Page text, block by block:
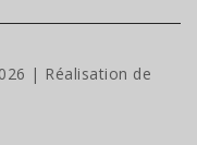
| Réalisation de